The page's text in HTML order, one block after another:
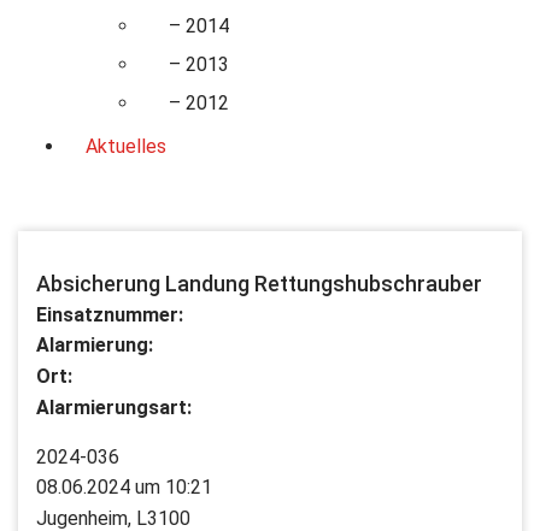
– 2014
– 2013
– 2012
Aktuelles
Absicherung Landung Rettungshubschrauber
Einsatznummer:
Alarmierung:
Ort:
Alarmierungsart:
2024-036
08.06.2024 um 10:21
Jugenheim, L3100